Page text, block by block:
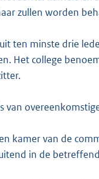
zullen worden
ten minste drie
Het college
van
kamer van de
in de